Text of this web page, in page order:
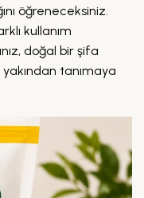
öğreneceksiniz.
kullanım
doğal bir şifa
tanımaya